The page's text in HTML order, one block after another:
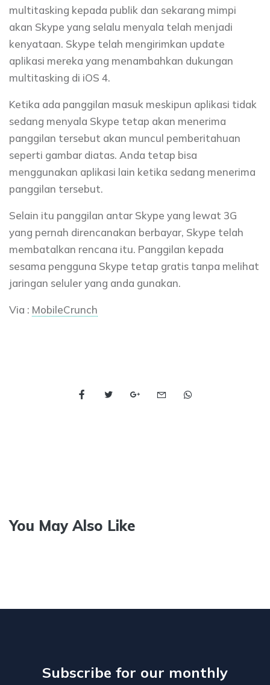
multitasking kepada publik dan sekarang mimpi
akan Skype yang selalu menyala telah menjadi
kenyataan. Skype telah mengirimkan update
aplikasi mereka yang menambahkan dukungan
multitasking di iOS 4.
Ketika ada panggilan masuk meskipun aplikasi tidak
sedang menyala Skype tetap akan menerima
panggilan tersebut akan muncul pemberitahuan
seperti gambar diatas. Anda tetap bisa
menggunakan aplikasi lain ketika sedang menerima
panggilan tersebut.
Selain itu panggilan antar Skype yang lewat 3G
yang pernah direncanakan berbayar, Skype telah
membatalkan rencana itu. Panggilan kepada
sesama pengguna Skype tetap gratis tanpa melihat
jaringan seluler yang anda gunakan.
Via : MobileCrunch
You May Also Like
Subscribe for our monthly